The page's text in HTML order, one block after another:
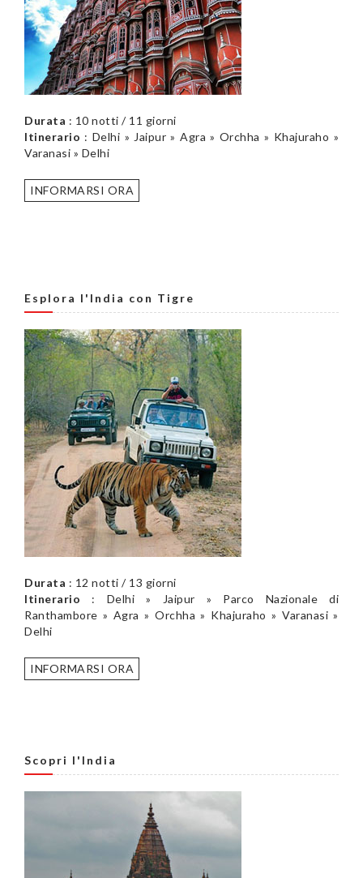
Durata : 10 notti / 11 giorni
Itinerario : Delhi » Jaipur » Agra » Orchha » Khajuraho »
Varanasi » Delhi
INFORMARSI ORA
Esplora l'India con Tigre
Durata : 12 notti / 13 giorni
Itinerario : Delhi » Jaipur » Parco Nazionale di
Ranthambore » Agra » Orchha » Khajuraho » Varanasi »
Delhi
INFORMARSI ORA
Scopri l'India